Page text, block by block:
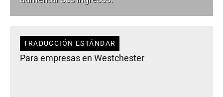
TRADUCCIÓN ESTÁNDAR
Para empresas en Westchester